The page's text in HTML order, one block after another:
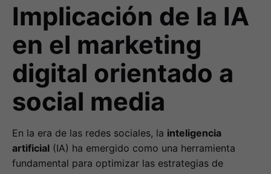
Implicación de la IA
en el marketing
digital orientado a
social media
En la era de las redes sociales, la inteligencia
artificial (IA) ha emergido como una herramienta
fundamental para optimizar las estrategias de